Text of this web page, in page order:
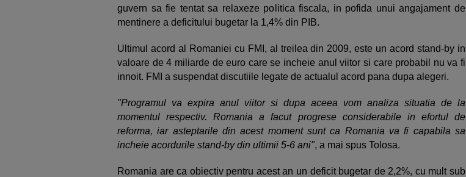
guvern sa fie tentat sa relaxeze politica fiscala, in pofida unui angajament de
mentinere a deficitului bugetar la 1,4% din PIB.
Ultimul acord al Romaniei cu FMI, al treilea din 2009, este un acord stand-by in
valoare de 4 miliarde de euro care se incheie anul viitor si care probabil nu va fi
innoit. FMI a suspendat discutiile legate de actualul acord pana dupa alegeri.
"Programul va expira anul viitor si dupa aceea vom analiza situatia de la
momentul respectiv. Romania a facut progrese considerabile in efortul de
reforma, iar asteptarile din acest moment sunt ca Romania va fi capabila sa
incheie acordurile stand-by din ultimii 5-6 ani", a mai spus Tolosa.
Romania are ca obiectiv pentru acest an un deficit bugetar de 2,2%, cu mult sub